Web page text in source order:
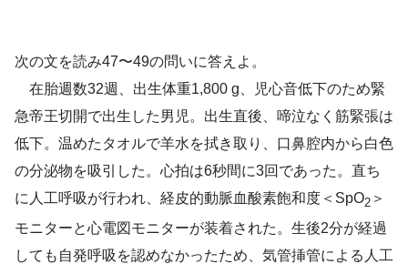
2
83%（下肢）で上下肢差
次の文を読み47〜49の問いに答えよ。
在胎週数32週、出生体重1,800 g、児心音低下のため緊
急帝王切開で出生した男児。出生直後、啼泣なく筋緊張は
低下。温めたタオルで羊水を拭き取り、口鼻腔内から白色
の分泌物を吸引した。心拍は6秒間に3回であった。直ち
に人工呼吸が行われ、経皮的動脈血酸素飽和度＜SpO2 ＞
モニターと心電図モニターが装着された。生後2分が経過
しても自発呼吸を認めなかったため、気管挿管による人工